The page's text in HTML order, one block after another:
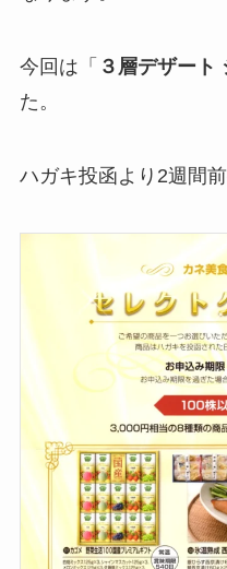
今回は「 ３層デザート
た。
ハガキ投函より2週間